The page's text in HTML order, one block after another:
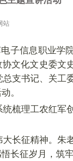
站
子信息职业学
文化文史委文
支书记、关工
。
梳理工农红军
长征精神。朱
长征岁月，筑牢